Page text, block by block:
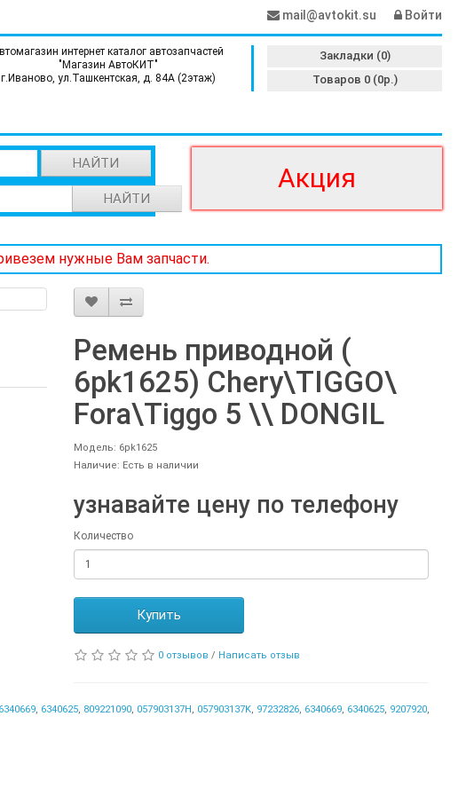
Войти
mail@avtokit.su
интернет каталог автозапчастей
"Магазин АвтоКИТ"
г.Иваново, ул.Ташкентская, д. 84А (2этаж)
Закладки (0)
Товаров 0 (0р.)
НАЙТИ
НАЙТИ
Акция
нужные Вам запчасти.
Ремень приводной (
6pk1625) Chery\TIGGO\
Fora\Tiggo 5 \\ DONGIL
Модель: 6pk1625
Наличие: Есть в наличии
узнавайте цену по телефону
Количество
Купить
0 отзывов / Написать отзыв
6340669, 6340625, 809221090, 057903137H, 057903137K, 97232826, 6340669, 6340625, 9207920,